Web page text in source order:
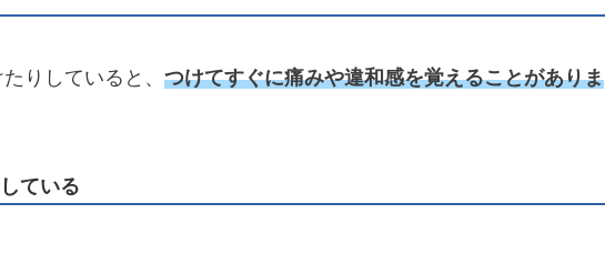
りしていると、 つけてすぐに痛みや違和感を覚えることがありま
ている